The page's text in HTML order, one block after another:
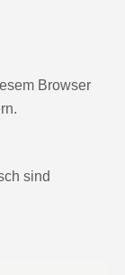
Browser
sind